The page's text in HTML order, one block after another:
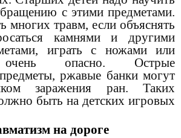
с этими предметами.
многих травм, если объяснять
камнями и другими
играть с ножами или
опасно. Острые
ржавые банки могут
заражения ран. Таких
быть на детских игровых
на дороге